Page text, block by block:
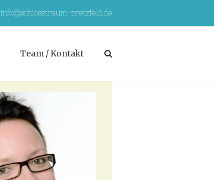
info@schlosstraum-pretzfeld.de
Team / Kontakt